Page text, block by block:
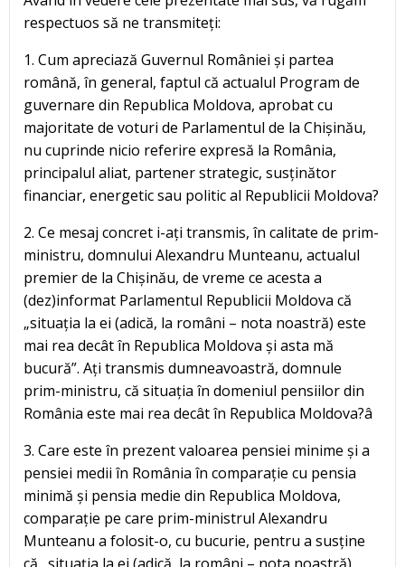
respectuos să ne transmiteți:
1. Cum apreciază Guvernul României și partea
română, în general, faptul că actualul Program de
guvernare din Republica Moldova, aprobat cu
majoritate de voturi de Parlamentul de la Chișinău,
nu cuprinde nicio referire expresă la România,
principalul aliat, partener strategic, susținător
financiar, energetic sau politic al Republicii Moldova?
2. Ce mesaj concret i-ați transmis, în calitate de prim-
ministru, domnului Alexandru Munteanu, actualul
premier de la Chișinău, de vreme ce acesta a
(dez)informat Parlamentul Republicii Moldova că
„situația la ei (adică, la români – nota noastră) este
mai rea decât în Republica Moldova și asta mă
bucură”. Ați transmis dumneavoastră, domnule
prim-ministru, că situația în domeniul pensiilor din
România este mai rea decât în Republica Moldova?â
3. Care este în prezent valoarea pensiei minime și a
pensiei medii în România în comparație cu pensia
minimă și pensia medie din Republica Moldova,
comparație pe care prim-ministrul Alexandru
Munteanu a folosit-o, cu bucurie, pentru a susține